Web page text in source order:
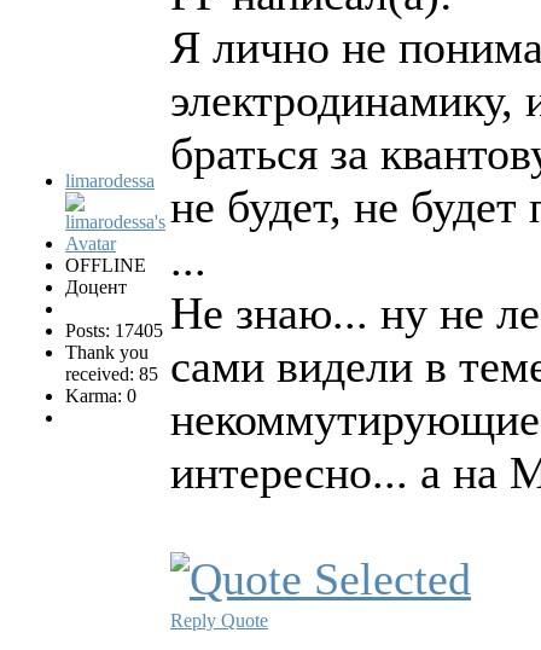
limarodessa
OFFLINE
Доцент
Posts: 17405
Thank you
received: 85
Karma: 0
Я лично не
браться за
не будет, не
...
Не знаю... ну не
сами видели в
интересно... а на
Reply Quote